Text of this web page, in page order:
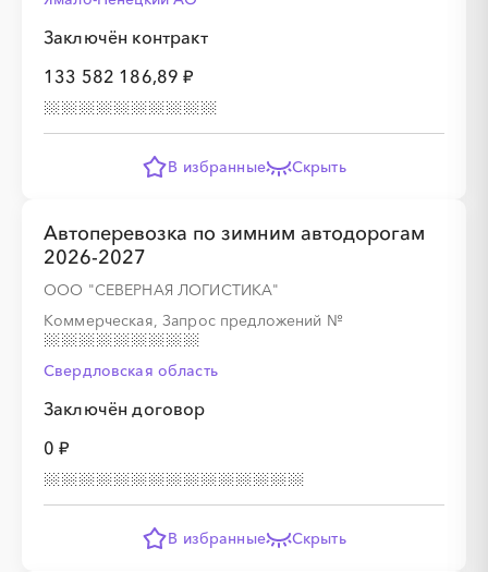
Заключён контракт
133 582 186,89 ₽
В избранные Скрыть
Автоперевозка по зимним автодорогам
2026-2027
ООО "СЕВЕРНАЯ ЛОГИСТИКА"
Коммерческая, Запрос предложений №
Свердловская область
Заключён договор
0 ₽
В избранные Скрыть